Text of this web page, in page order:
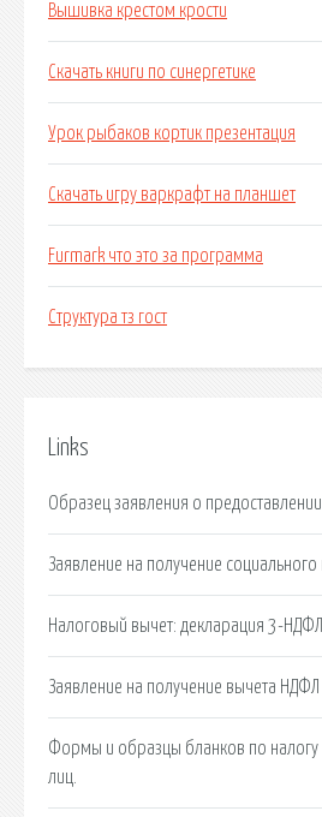
Вышивка крестом крости
Скачать книги по синергетике
Урок рыбаков кортик презентация
Скачать игру варкрафт на планшет
Furmark что это за программа
Структура тз гост
Links
Образец заявления о
Заявление на получение социального
Налоговый вычет: декларация 3-
Заявление на получение вычета НДФЛ
Формы и образцы бланков по
лиц.